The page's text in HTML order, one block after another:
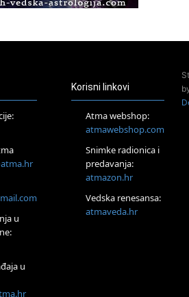
stres
razvijanja intuicije i Akaša zapisa
hipnoterapeut — nova
Nove Zemlje
Jednodnevna radionica sistemskih
u
u
Korisni linkovi
Atma webshop:
atmawebshop.com
Snimke radionica i
predavanja:
atmazon.hr
Vedska renesansa:
atmaveda.hr